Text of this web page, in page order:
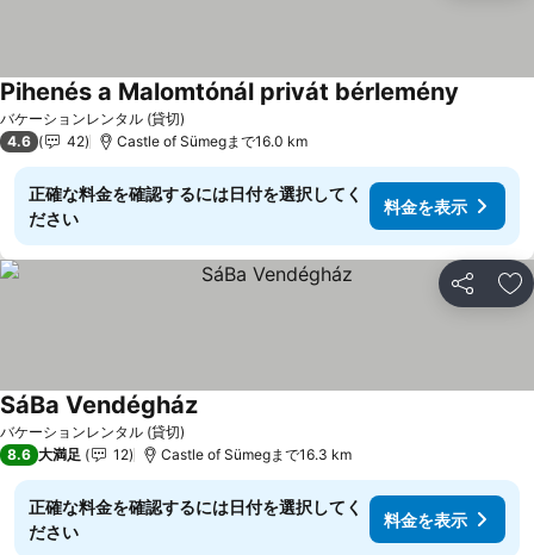
バケーションレンタル (貸切)
Pihenés a Malomtónál privát bérlemény
4.6 42 Castle of Sümegまで16.0 km
正確な料金を確認するには日付を選択してく
ださい
料金を表示
シェア お
バケーションレンタル (貸切)
SáBa Vendégház
8.6 大満足 12 Castle of Sümegまで16.3 km
正確な料金を確認するには日付を選択してく
ださい
料金を表示